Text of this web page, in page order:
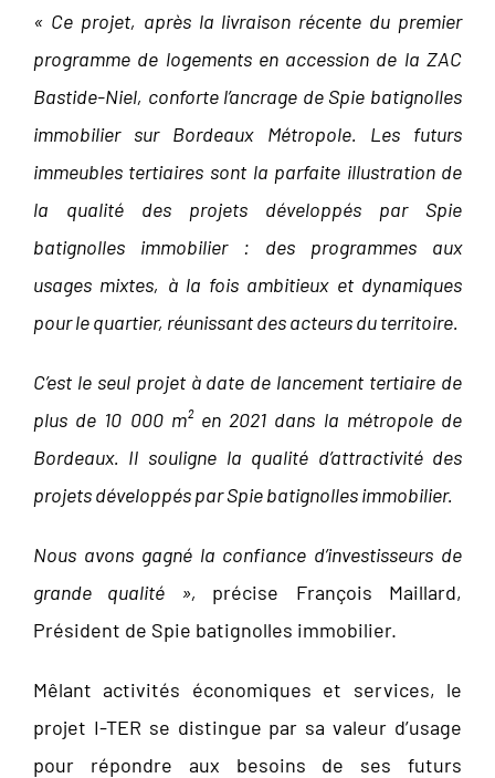
« Ce projet, après la livraison récente du premier
programme de logements en accession de la ZAC
Bastide-Niel, conforte l’ancrage de Spie batignolles
immobilier sur Bordeaux Métropole. Les futurs
immeubles tertiaires sont la parfaite illustration de
la qualité des projets développés par Spie
batignolles immobilier : des programmes aux
usages mixtes, à la fois ambitieux et dynamiques
pour le quartier, réunissant des acteurs du territoire.
C’est le seul projet à date de lancement tertiaire de
plus de 10 000 m² en 2021 dans la métropole de
Bordeaux. Il souligne la qualité d’attractivité des
projets développés par Spie batignolles immobilier.
Nous avons gagné la confiance d’investisseurs de
grande qualité », précise François Maillard,
Président de Spie batignolles immobilier.
Mêlant activités économiques et services, le
projet I-TER se distingue par sa valeur d’usage
pour répondre aux besoins de ses futurs